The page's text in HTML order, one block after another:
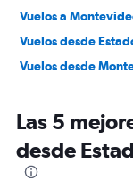
Vuelos a
Vuelos desde
Vuelos desde
Las 5
desde